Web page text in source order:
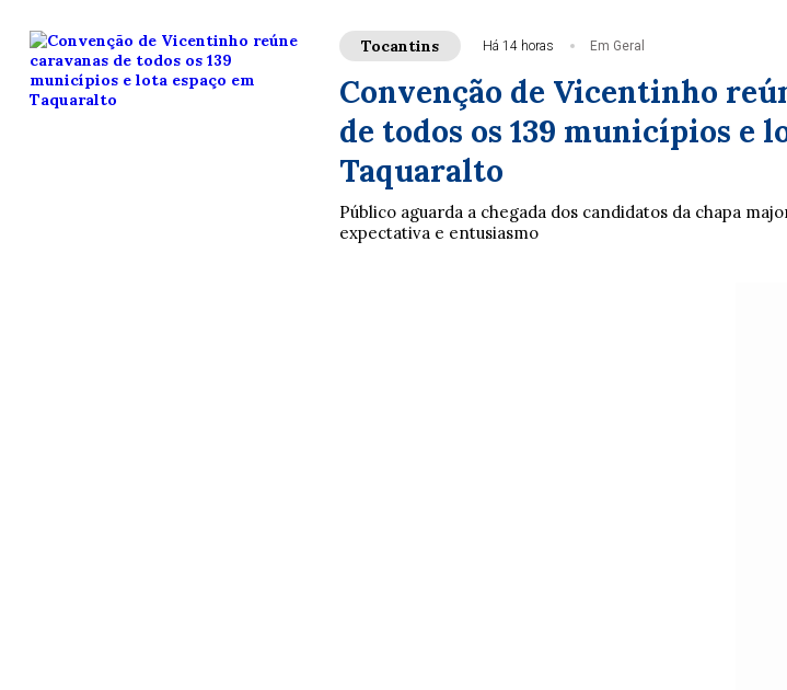
Tocantins Há 14 horas Em Geral
Convenção de Vicentinho
de todos os 139 municípios e
Taquaralto
Público aguarda a chegada dos candidatos da chapa
expectativa e entusiasmo